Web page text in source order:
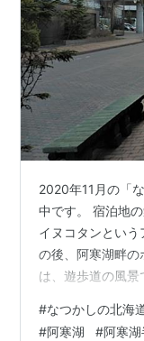
2020年11月の「
中です。 宿泊地
イヌコタンとい
の後、阿寒湖畔
は、遊歩道の風
#なつかしの北海
#阿寒湖 #阿寒湖